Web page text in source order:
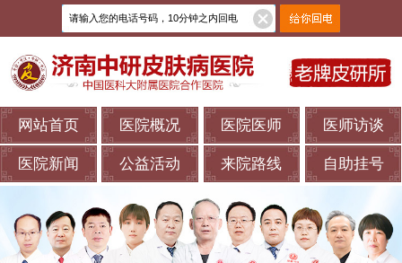
网站首页 医院概况 医院医师 医师访谈
医院新闻 公益活动 来院路线 自助挂号